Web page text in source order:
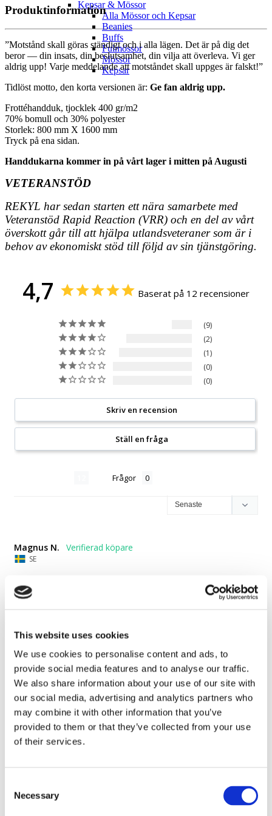
This website uses cookies
We use cookies to personalise content and ads, to
provide social media features and to analyse our traffic.
We also share information about your use of our site with
our social media, advertising and analytics partners who
may combine it with other information that you’ve
provided to them or that they’ve collected from your use
of their services.
Selection
Necessary
Kepsar & Mössor
Alla Mössor och Kepsar
Beanies
Buffs
Fulmössor
Mössor
Kepsar
Produktinformation
”Motstånd skall göras ständigt och i alla lägen. Det är på dig det
beror — din insats, din beslutsamhet, din vilja att överleva. Vi ger
aldrig upp! Varje meddelande att motståndet skall uppges är falskt!”
Tidlöst motto, den korta versionen är: Ge fan aldrig upp.
Frottéhandduk, tjocklek 400 gr/m2
70% bomull och 30% polyester
Storlek: 800 mm X 1600 mm
Tryck på ena sidan.
Handdukarna kommer in på vårt lager i mitten på Augusti
VETERANSTÖD
REKYL har sedan starten ett nära samarbete med
Veteranstöd Rapid Reaction (VRR) och en del av vårt
överskott går till att hjälpa utlandsveteraner som är i
behov av ekonomiskt stöd till följd av sin tjänstgöring.
4,7 Baserat på 12 recensioner
9
2
1
0
0
Skriv en recension
Ställ en fråga
Frågor
Magnus N.
SE
Känns "billig". Tunn och med 60% rPET (Recycled
handduk/badlakan gjord av 60% plast?? Recycled or
Denna recension gäller mitt köp av T-shirt "Ge fan aldrig upp -
UKR". Jag skriver här då linken "Vad tycker du" vid T-shirten ej
funkar.
T-shirten är alldeles för tunn och känns billig. Lägg på en
hundring och tillverka i kraftigare och bättre kvalitet. Vi som
handlar på Rekyl gör det knappast för att leta budget-prylar. Vi
gör det för att stötta det ni jobbar med. Och om ni vill att vi
dessutom skall bära / använda saker vi köper av er.